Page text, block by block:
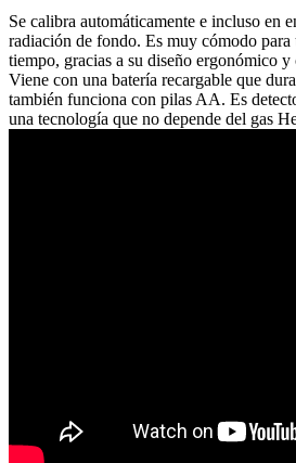
Se calibra automáticamente e incluso en
radiación de fondo. Es muy cómodo para
tiempo, gracias a su diseño ergonómico
Viene con una batería recargable que
también funciona con pilas AA. Es
una tecnología que no depende del gas